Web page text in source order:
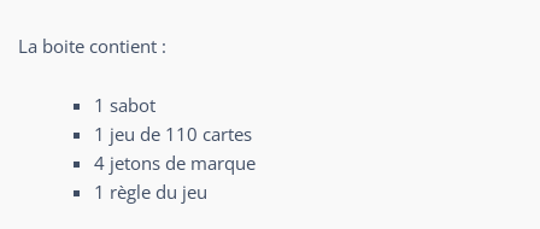
La boite contient :
1 sabot
1 jeu de 110 cartes
4 jetons de marque
1 règle du jeu